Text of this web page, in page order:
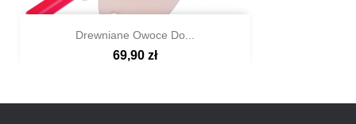
Szybki podgląd
Drewniane Owoce Do...
69,90 zł